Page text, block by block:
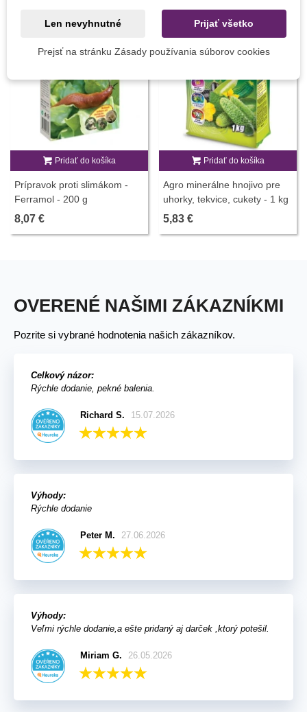
Pridať do košíka
Prípravok proti slimákom -
Ferramol - 200 g
8,07 €
Pridať do košíka
Agro minerálne hnojivo pre
uhorky, tekvice, cukety - 1 kg
5,83 €
OVERENÉ NAŠIMI ZÁKAZNÍKMI
Pozrite si vybrané hodnotenia našich zákazníkov.
Celkový názor:
Rýchle dodanie, pekné balenia.
Richard S. 15.07.2026
Výhody:
Rýchle dodanie
Peter M. 27.06.2026
Výhody:
Veľmi rýchle dodanie,a ešte pridaný aj darček ,ktorý potešil.
Miriam G. 26.05.2026
Len nevyhnutné Prijať všetko
Prejsť na stránku Zásady používania súborov cookies